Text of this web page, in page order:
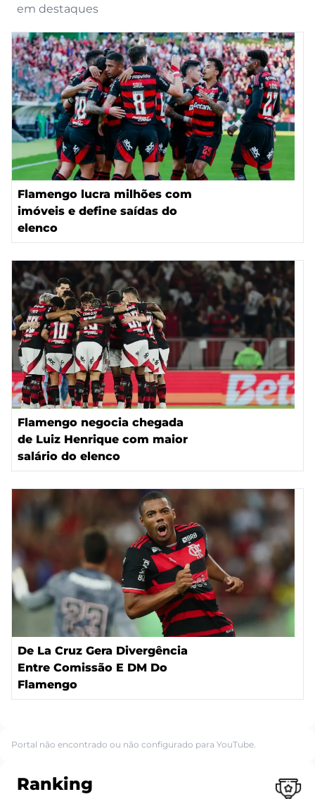
em destaques
Flamengo lucra milhões com
imóveis e define saídas do
elenco
Flamengo negocia chegada
de Luiz Henrique com maior
salário do elenco
De La Cruz Gera Divergência
Entre Comissão E DM Do
Flamengo
Portal não encontrado ou não configurado para YouTube.
Ranking